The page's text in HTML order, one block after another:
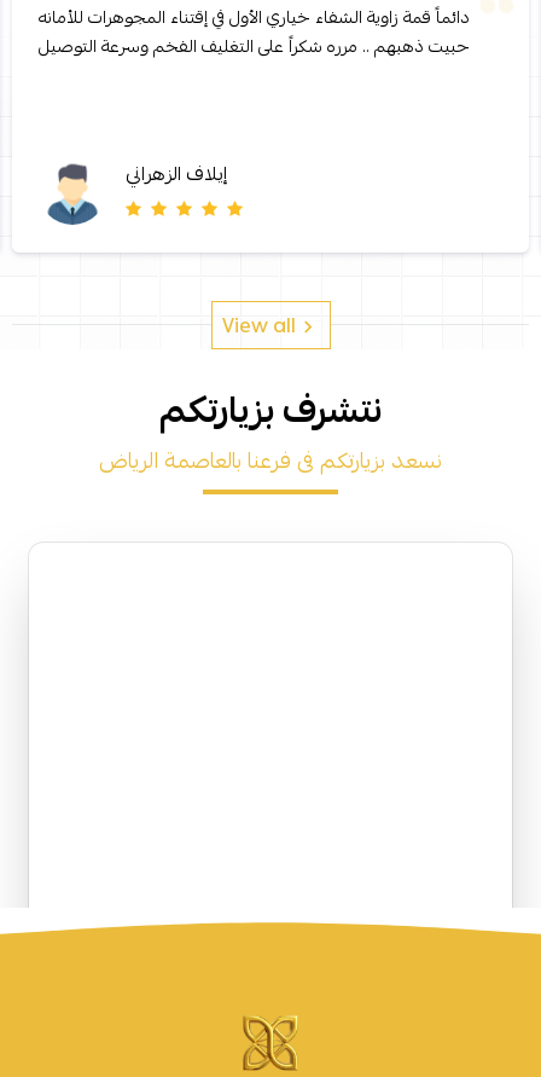
دائماً قمة زاوية الشفاء خياري الأول في إقتناء المجوهرات للأمانه
حبيت ذهبهم .. مرره شكراً على التغليف الفخم وسرعة التوصيل
إيلاف الزهراني
View all
نتشرف بزيارتكم
نسعد بزيارتكم فى فرعنا بالعاصمة الرياض